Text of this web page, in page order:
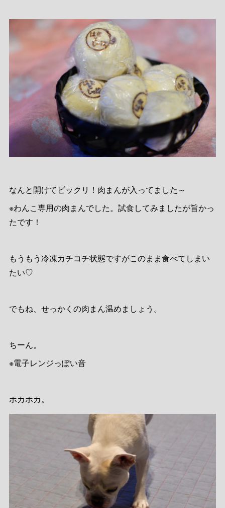
なんと開けてビックリ！肉まんが入ってました～
※わんこ専用の肉まんでした。試食してみましたが旨かっ
たです！
もうもう冷凍カチコチ状態ですがこのまま食べてしまい
たい♡
でもね、せっかくの肉まん温めましょう。
ちーん。
※電子レンジっぽい音
ホカホカ。